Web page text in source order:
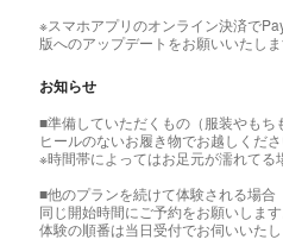
※スマホアプリのオンライン決済で
版へのアップデートをお願いいたしま
お知らせ
■準備していただくもの（服装やもち
ヒールのないお履き物でお越しくださ
※時間帯によってはお足元が濡れてる
■他のプランを続けて体験される場合
同じ開始時間にご予約をお願いします
体験の順番は当日受付でお伺いいたし